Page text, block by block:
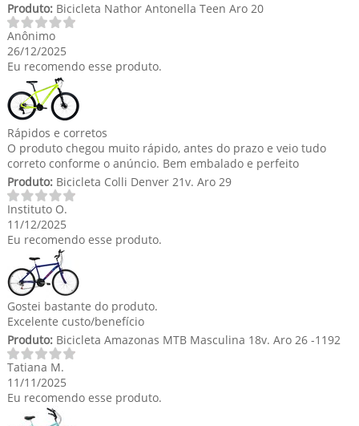
Produto:Bicicleta Nathor Antonella Teen Aro 20
Anônimo
26/12/2025
Eu recomendo esse produto.
Rápidos e corretos
O produto chegou muito rápido, antes do prazo e veio tudo
correto conforme o anúncio. Bem embalado e perfeito
Produto:Bicicleta Colli Denver 21v. Aro 29
Instituto O.
11/12/2025
Eu recomendo esse produto.
Gostei bastante do produto.
Excelente custo/benefício
Produto:Bicicleta Amazonas MTB Masculina 18v. Aro 26 -1192
Tatiana M.
11/11/2025
Eu recomendo esse produto.